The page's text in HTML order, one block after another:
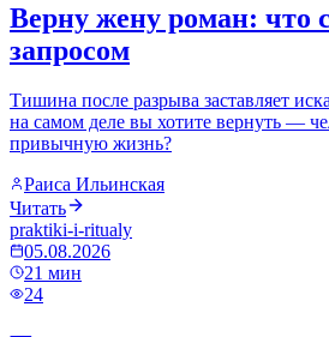
Верну жену роман: что
запросом
Тишина после разрыва заставляет
на самом деле вы хотите вернуть —
привычную жизнь?
Раиса Ильинская
Читать
praktiki-i-ritualy
05.08.2026
21 мин
24